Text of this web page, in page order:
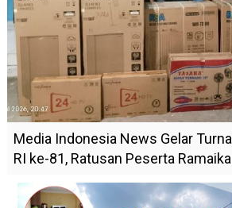
Media Indonesia News Gelar
RI ke-81, Ratusan Peserta